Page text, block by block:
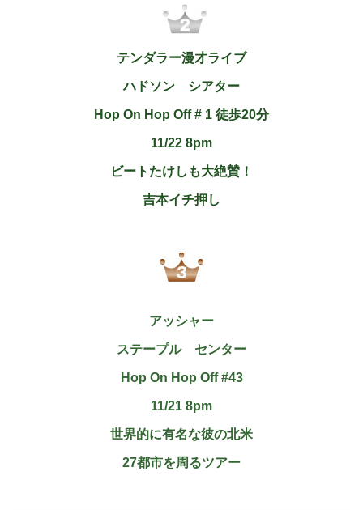
テンダラー漫才ライブ
ハドソン シアター
Hop On Hop Off # 1 徒歩20分
11/22 8pm
ビートたけしも大絶賛！
吉本イチ押し
アッシャー
ステープル センター
Hop On Hop Off #43
11/21 8pm
世界的に有名な彼の北米
27都市を周るツアー